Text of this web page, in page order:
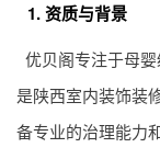
1. 资质与背景
优贝阁专注于母
是陕西室内装饰装
备专业的治理能力